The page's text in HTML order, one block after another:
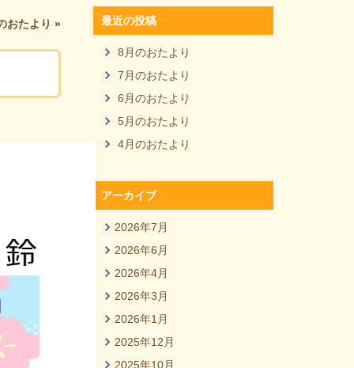
おたより » 最近の投稿
8月のおたより
7月のおたより
6月のおたより
5月のおたより
4月のおたより
アーカイブ
2026年7月
2026年6月
2026年4月
2026年3月
2026年1月
2025年12月
2025年10月